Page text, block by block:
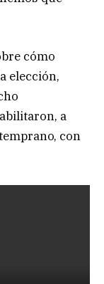
cómo
elección,
a
con